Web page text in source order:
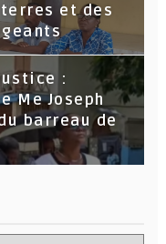
et des
:
Joseph
barreau de